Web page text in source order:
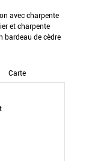
avec charpente
et charpente
bardeau de cèdre
Carte